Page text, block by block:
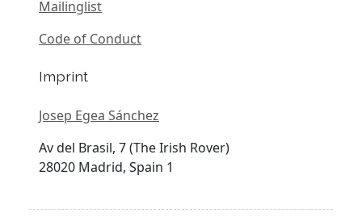
Mailinglist
Code of Conduct
Imprint
Josep Egea Sánchez
Av del Brasil, 7 (The Irish Rover)
28020 Madrid, Spain 1